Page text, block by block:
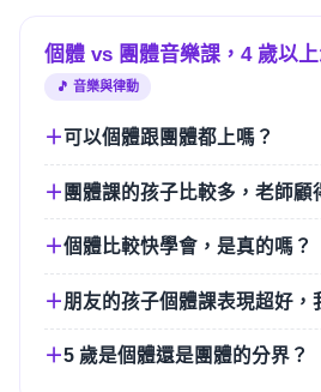
個體 vs 團體音樂課，4 歲以上
🎵 音樂與律動
可以個體跟團體都上嗎？
團體課的孩子比較多，老師顧
個體比較快學會，是真的嗎？
朋友的孩子個體課表現超好，
5 歲是個體還是團體的分界？